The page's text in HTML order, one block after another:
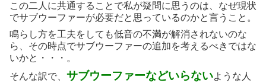
この二人に共通することで私が疑問に思うのは、なぜ現状
でサブウーファーが必要だと思っているのかと言うこと。
鳴らし方を工夫をしても低音の不満が解消されないのな
ら、その時点でサブウーファーの追加を考えるべきではな
いかと・・・。
そんな訳で、 サブウーファーなどいらないような人